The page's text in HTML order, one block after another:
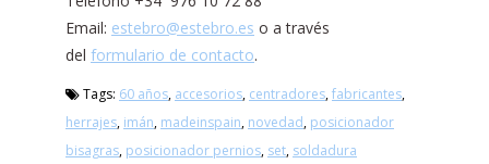
Email: estebro@estebro.es o a través
del formulario de contacto.
Tags: 60 años, accesorios, centradores,fabricantes,
herrajes, imán, madeinspain, novedad, posicionador
bisagras, posicionador pernios, set, soldadura